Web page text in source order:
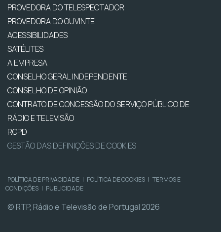
PROVEDORA DO TELESPECTADOR
PROVEDORA DO OUVINTE
ACESSIBILIDADES
SATÉLITES
A EMPRESA
CONSELHO GERAL INDEPENDENTE
CONSELHO DE OPINIÃO
CONTRATO DE CONCESSÃO DO SERVIÇO PÚBLICO DE
RÁDIO E TELEVISÃO
RGPD
GESTÃO DAS DEFINIÇÕES DE COOKIES
POLÍTICA DE PRIVACIDADE | POLÍTICA DE COOKIES | TERMOS E
CONDIÇÕES | PUBLICIDADE
© RTP, Rádio e Televisão de Portugal 2026